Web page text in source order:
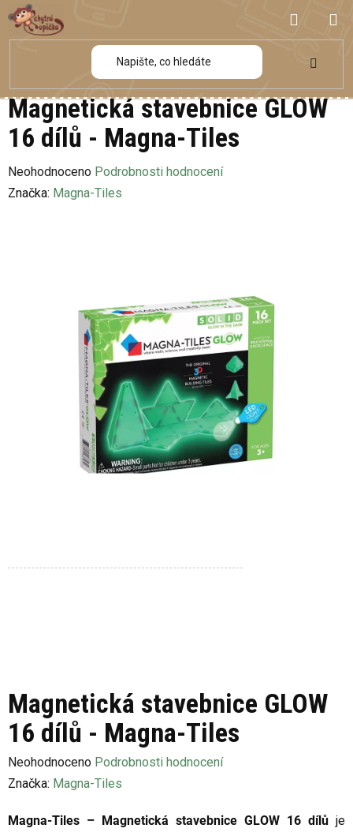
Přejít
na
obsah
KOŠÍK
Magnetická stavebnice GLOW
16 dílů - Magna-Tiles
Průměrné
hodnocení
je
Neohodnoceno Podrobnosti hodnocení
Značka: Magna-Tiles
Magna-Tiles – Magnetická stavebnice GLOW 16 dílů je
Magnetická stavebnice GLOW
16 dílů - Magna-Tiles
Průměrné
hodnocení
Neohodnoceno Podrobnosti hodnocení
Značka: Magna-Tiles